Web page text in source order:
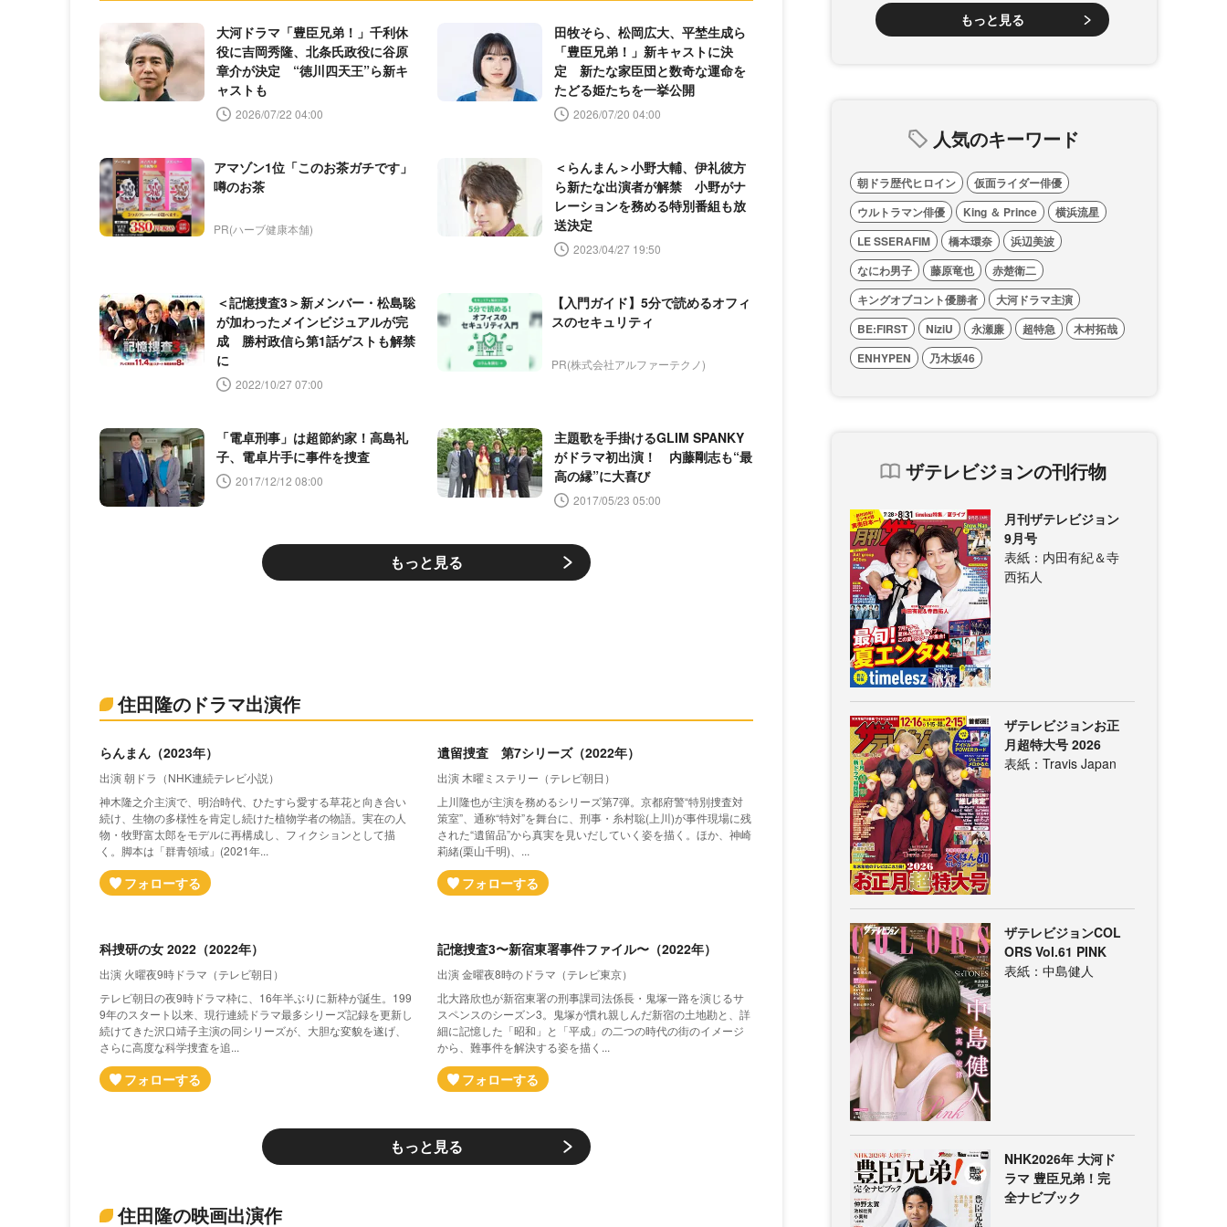
大河ドラマ「豊臣兄弟！」千利休
役に吉岡秀隆、北条氏政役に谷原
章介が決定 “徳川四天王”ら新キ
ャストも
2026/07/22 04:00
田牧そら、松岡広大、平埜生成ら
「豊臣兄弟！」新キャストに決
定 新たな家臣団と数奇な運命を
たどる姫たちを一挙公開
2026/07/20 04:00
アマゾン1位「このお茶ガチです」
噂のお茶
PR(ハーブ健康本舗)
＜らんまん＞小野大輔、伊礼彼方
ら新たな出演者が解禁 小野がナ
レーションを務める特別番組も放
送決定
2023/04/27 19:50
＜記憶捜査3＞新メンバー・松島聡
が加わったメインビジュアルが完
成 勝村政信ら第1話ゲストも解禁
に
2022/10/27 07:00
【入門ガイド】5分で読めるオフィ
スのセキュリティ
PR(株式会社アルファーテクノ)
「電卓刑事」は超節約家！高島礼
子、電卓片手に事件を捜査
2017/12/12 08:00
主題歌を手掛けるGLIM SPANKY
がドラマ初出演！ 内藤剛志も“最
高の縁”に大喜び
2017/05/23 05:00
もっと見る
住田隆のドラマ出演作
らんまん（2023年）
出演 朝ドラ（NHK連続テレビ小説）
神木隆之介主演で、明治時代、ひたすら愛する草花と向き合い
続け、生物の多様性を肯定し続けた植物学者の物語。実在の人
物・牧野富太郎をモデルに再構成し、フィクションとして描
く。脚本は「群青領域」(2021年...
遺留捜査 第7シリーズ（2022年）
出演 木曜ミステリー（テレビ朝日）
上川隆也が主演を務めるシリーズ第7弾。京都府警“特別捜査対
策室”、通称“特対”を舞台に、刑事・糸村聡(上川)が事件現場に残
された“遺留品”から真実を見いだしていく姿を描く。ほか、神崎
莉緒(栗山千明)、...
科捜研の女 2022（2022年）
出演 火曜夜9時ドラマ（テレビ朝日）
テレビ朝日の夜9時ドラマ枠に、16年半ぶりに新枠が誕生。199
9年のスタート以来、現行連続ドラマ最多シリーズ記録を更新し
続けてきた沢口靖子主演の同シリーズが、大胆な変貌を遂げ、
さらに高度な科学捜査を追...
記憶捜査3〜新宿東署事件ファイル〜（2022年）
出演 金曜夜8時のドラマ（テレビ東京）
北大路欣也が新宿東署の刑事課司法係長・鬼塚一路を演じるサ
スペンスのシーズン3。鬼塚が慣れ親しんだ新宿の土地勘と、詳
細に記憶した「昭和」と「平成」の二つの時代の街のイメージ
から、難事件を解決する姿を描く...
もっと見る
住田隆の映画出演作
もっと見る
人気のキーワード
朝ドラ歴代ヒロイン
仮面ライダー俳優
ウルトラマン俳優
King ＆ Prince
横浜流星
LE SSERAFIM
橋本環奈
浜辺美波
なにわ男子
藤原竜也
赤楚衛二
キングオブコント優勝者
大河ドラマ主演
BE:FIRST
NiziU 永瀬廉 超特急
木村拓哉
ENHYPEN
乃木坂46
ザテレビジョンの刊行物
月刊ザテレビジョン
9月号
表紙：内田有紀＆寺
西拓人
ザテレビジョンお正
月超特大号 2026
表紙：Travis Japan
ザテレビジョンCOL
ORS Vol.61 PINK
表紙：中島健人
NHK2026年 大河ド
ラマ 豊臣兄弟！完
全ナビブック